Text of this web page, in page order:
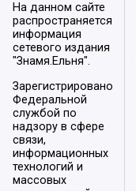
На данном сайте
распространяется
информация
сетевого издания
"Знамя.Ельня".
Зарегистрировано
Федеральной
службой по
надзору в сфере
связи,
информационных
технологий и
массовых